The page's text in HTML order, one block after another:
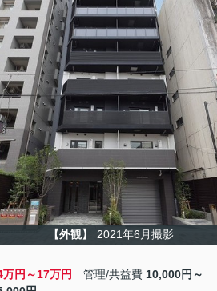
【外観】 2021年6月撮影
万円～17万円 管理/共益費 10,000円～